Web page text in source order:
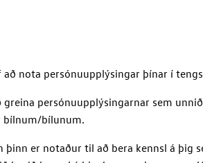
nota persónuupplýsingar þínar í
persónuupplýsingarnar sem
bílnum/bílunum.
er notaður til að bera kennsl á þig